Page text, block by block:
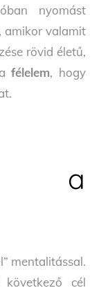
nyomást
amikor valamit
rövid életű,
afélelem, hogy
a
mentalitással.
cél